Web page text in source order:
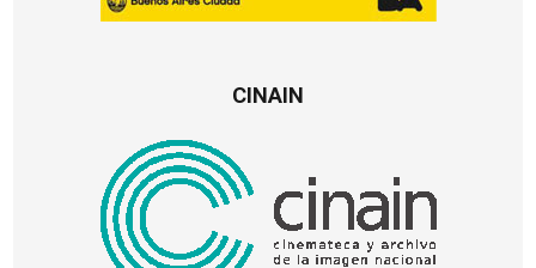
CINAIN